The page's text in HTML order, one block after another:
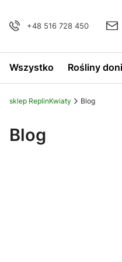
+48 516 728 450
Wszystko Rośliny
sklep ReplinKwiaty Blog
Blog